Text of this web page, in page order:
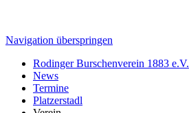
Navigation überspringen
Rodinger Burschenverein 1883 e.V.
News
Termine
Platzerstadl